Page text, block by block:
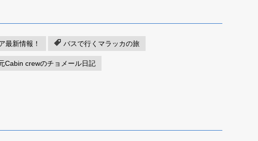
最新情報！ バスで行くマラッカの旅
crewのチョメール日記